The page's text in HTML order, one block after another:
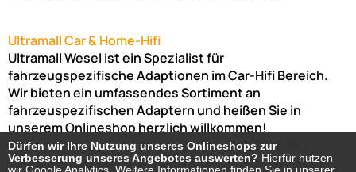
Ultramall Car & Home-Hifi
Ultramall Wesel ist ein Spezialist für
fahrzeugspezifische Adaptionen im Car-Hifi Bereich.
Wir bieten ein umfassendes Sortiment an
fahrzeuspezifischen Adaptern und heißen Sie in
unserem Onlineshop herzlich willkommen!
Venloer Str. 6a46487 WeselNordrhein-Westfalen
Telefon:02803-803456Bürozeiten: Montag-Freitag:
Dürfen wir Ihre Nutzung unseres Onlineshops zur
Verbesserung unseres Angebotes auswerten? Hierfür nutzen
Dürfen wir Ihre Nutzung unseres Onlineshops zur
Verbesserung unseres Angebotes auswerten? Hierfür nutzen